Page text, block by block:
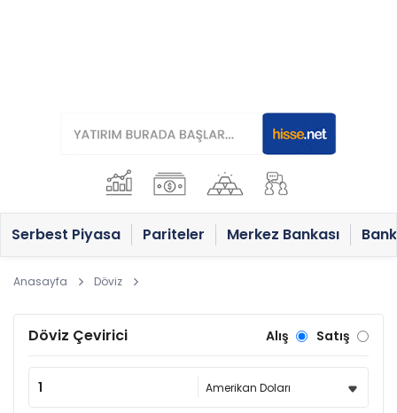
Serbest Piyasa Pariteler Merkez Bankası
Anasayfa Döviz
Döviz Çevirici Alış Satış